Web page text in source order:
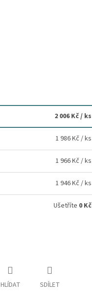
2 006 Kč/ ks
1 986 Kč / ks
1 966 Kč / ks
1 946 Kč / ks
Ušetříte 0 Kč
HLÍDAT SDÍLET